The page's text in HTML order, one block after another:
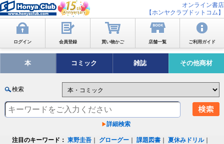
オンライン書店
【ホンヤクラブドットコム】
ログイン 会員登録 買い物かご 店舗一覧 ご利用ガイド
本 コミック 雑誌 その他商材
検索
詳細検索
注目のキーワード： 東野圭吾 グローグー ｜課題図書 ｜夏休みドリル｜